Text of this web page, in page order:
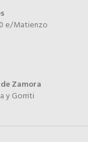
e/Matienzo
Zamora
y Gorriti